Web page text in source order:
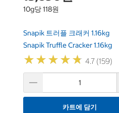
10g당 118원
Snapik 트러플 크래커 1.16kg
Snapik Truffle Cracker 1.16kg
★★★★★
★★★★★ 4.7 (159)
카트에 담기